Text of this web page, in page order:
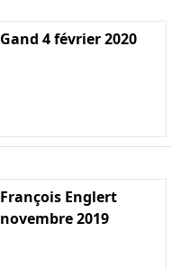
Gand 4 février 2020
François Englert
novembre 2019